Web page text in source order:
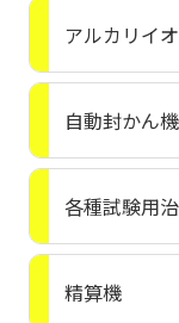
アルカリイ
自動封かん機
各種試験用
精算機